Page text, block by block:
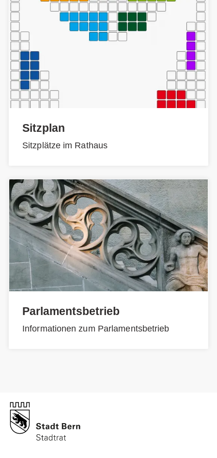
Sitzplan
Sitzplätze im Rathaus
Parlamentsbetrieb
Informationen zum Parlamentsbetrieb